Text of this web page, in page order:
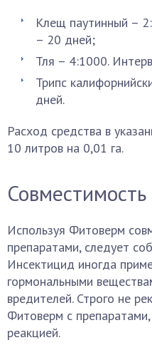
Клещ паутинный –
– 20 дней;
Тля – 4:1000.
Трипс
дней.
Расход средства в
10 литров на 0,01 га.
Совместимость
Используя Фитоверм
препаратами, следует
Инсектицид иногда
гормональными
вредителей. Строго не
Фитоверм с
реакцией.